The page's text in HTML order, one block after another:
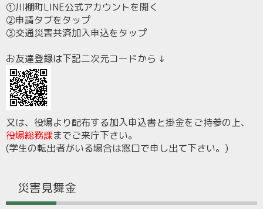
①川棚町LINE公式アカウントを開く
②申請タブをタップ
③交通災害共済加入申込をタップ
お友達登録は下記二次元コードから ↓
又は、役場より配布する加入申込書と掛金をご持参の上、
役場総務課までご来庁下さい。
(学生の転出者がいる場合は窓口で申し出て下さい。)
災害見舞金